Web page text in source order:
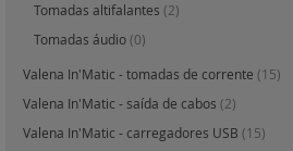
Tomadas altifalantes (2)
Tomadas áudio(0)
Valena In'Matic - tomadas de corrente (15)
Valena In'Matic - saída de cabos (2)
Valena In'Matic - carregadores USB (15)